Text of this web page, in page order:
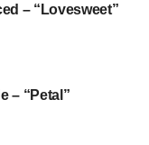
da Grande
membros da
da repressão.
of dolls
division” (como
aprisionadas
– “Lovesweet”
– “Petal”